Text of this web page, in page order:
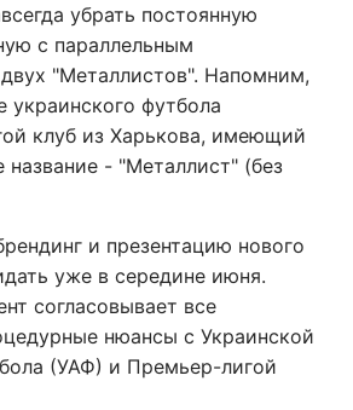
убрать постоянную
с параллельным
"Металлистов". Напомним,
украинского футбола
клуб из Харькова, имеющий
название - "Металлист" (без
и презентацию нового
уже в середине июня.
согласовывает все
нюансы с Украинской
(УАФ) и Премьер-лигой